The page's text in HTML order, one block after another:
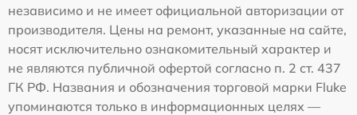
независимо и не имеет официальной авторизации от
производителя. Цены на ремонт, указанные на сайте,
носят исключительно ознакомительный характер и
не являются публичной офертой согласно п. 2 ст. 437
ГК РФ. Названия и обозначения торговой марки Fluke
упоминаются только в информационных целях —